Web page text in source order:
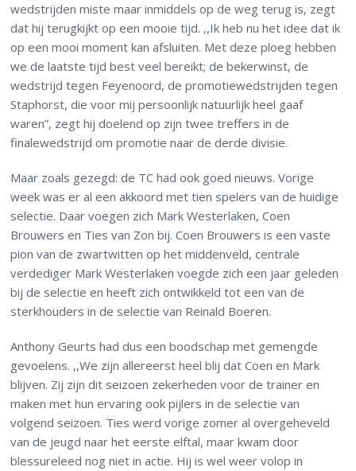
wedstrijden miste maar inmiddels op de weg terug is, zegt
dat hij terugkijkt op een mooie tijd. ,,Ik heb nu het idee dat ik
op een mooi moment kan afsluiten. Met deze ploeg hebben
we de laatste tijd best veel bereikt; de bekerwinst, de
wedstrijd tegen Feyenoord, de promotiewedstrijden tegen
Staphorst, die voor mij persoonlijk natuurlijk heel gaaf
waren”, zegt hij doelend op zijn twee treffers in de
finalewedstrijd om promotie naar de derde divisie.
Maar zoals gezegd: de TC had ook goed nieuws. Vorige
week was er al een akkoord met tien spelers van de huidige
selectie. Daar voegen zich Mark Westerlaken, Coen
Brouwers en Ties van Zon bij. Coen Brouwers is een vaste
pion van de zwartwitten op het middenveld, centrale
verdediger Mark Westerlaken voegde zich een jaar geleden
bij de selectie en heeft zich ontwikkeld tot een van de
sterkhouders in de selectie van Reinald Boeren.
Anthony Geurts had dus een boodschap met gemengde
gevoelens. ,,We zijn allereerst heel blij dat Coen en Mark
blijven. Zij zijn dit seizoen zekerheden voor de trainer en
maken met hun ervaring ook pijlers in de selectie van
volgend seizoen. Ties werd vorige zomer al overgeheveld
van de jeugd naar het eerste elftal, maar kwam door
blessureleed nog niet in actie. Hij is wel weer volop in